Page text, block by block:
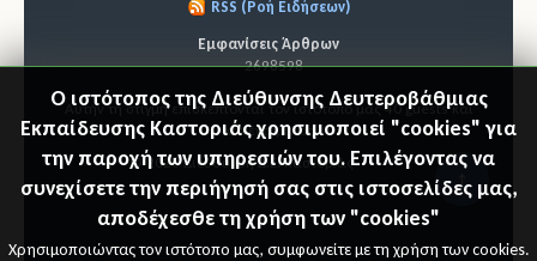
RSS (Ροή Ειδήσεων)
Εμφανίσεις Άρθρων
2698598
Αυτήν τη στιγμή επισκέπτονται τον ιστότοπό μας 40 guests και
κανένα μέλος
Ο ιστότοπος της Διεύθυνσης Δευτεροβάθμιας
Εκπαίδευσης Καστοριάς χρησιμοποιεί "cookies" για
την παροχή των υπηρεσιών του. Επιλέγοντας να
συνεχίσετε την περιήγησή σας στις ιστοσελίδες μας,
αποδέχεσθε τη χρήση των "cookies"
Χρησιμοποιώντας τον ιστότοπο μας, συμφωνείτε με τη χρήση των cookies.
"Επιστ
© 2026 Διεύθυνση Δ.Ε. Καστοριάς